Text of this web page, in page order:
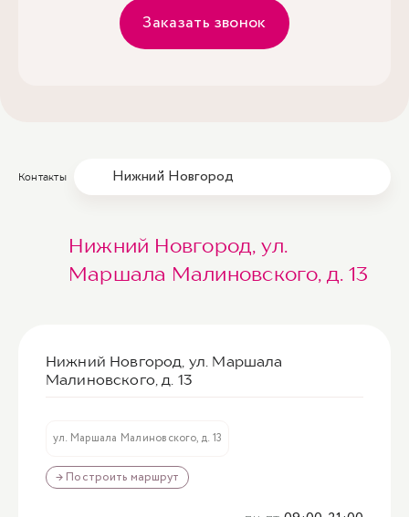
Заказать звонок
Контакты Нижний Новгород
Нижний Новгород, ул.
Маршала Малиновского, д. 13
Нижний Новгород, ул. Маршала
Малиновского, д. 13
ул. Маршала Малиновского, д. 13
→ Построить маршрут